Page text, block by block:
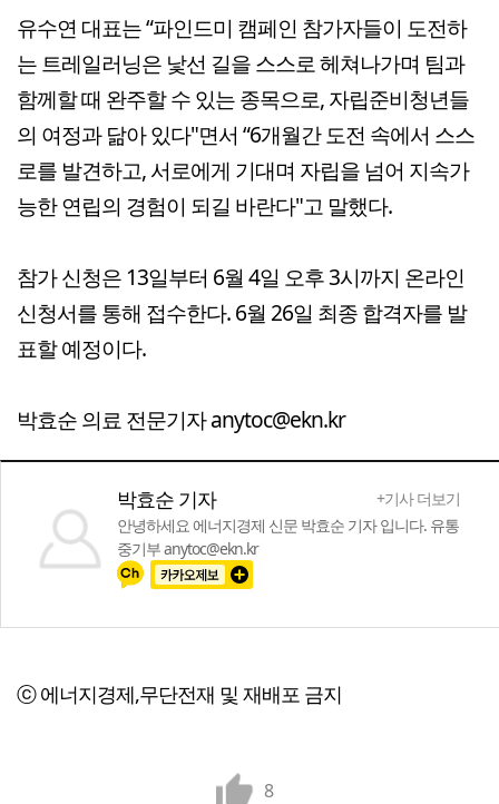
유수연 대표는 “파인드미 캠페인 참가자들이 도전하
는 트레일러닝은 낯선 길을 스스로 헤쳐나가며 팀과
함께할 때 완주할 수 있는 종목으로, 자립준비청년들
의 여정과 닮아 있다"면서 “6개월간 도전 속에서 스스
로를 발견하고, 서로에게 기대며 자립을 넘어 지속가
능한 연립의 경험이 되길 바란다"고 말했다.
참가 신청은 13일부터 6월 4일 오후 3시까지 온라인
신청서를 통해 접수한다. 6월 26일 최종 합격자를 발
표할 예정이다.
박효순 의료 전문기자 anytoc@ekn.kr
박효순 기자
+기사 더보기
안녕하세요 에너지경제 신문 박효순 기자 입니다. 유통
중기부 anytoc@ekn.kr
ⓒ 에너지경제,무단전재 및 재배포 금지
8